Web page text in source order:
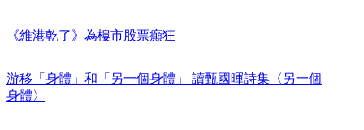
《維港乾了》為樓市股票癲狂
游移「身體」和「另一個身體」 讀甄國暉詩集〈另一個
身體〉